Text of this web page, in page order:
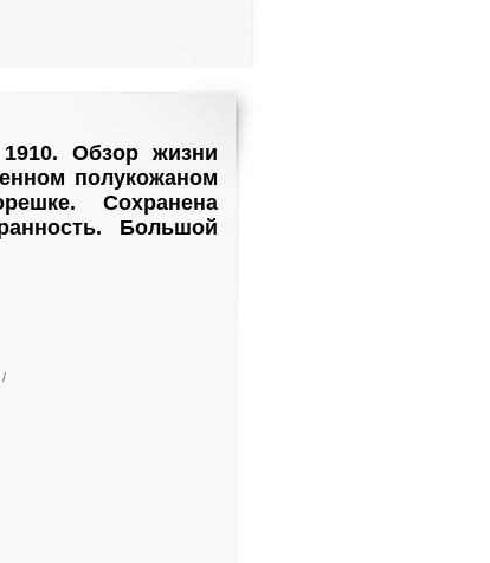
Обзор жизни
полукожаном
Сохранена
Большой
/